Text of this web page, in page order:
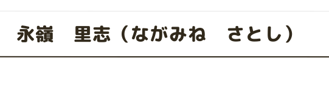
永嶺 里志（ながみね さとし）